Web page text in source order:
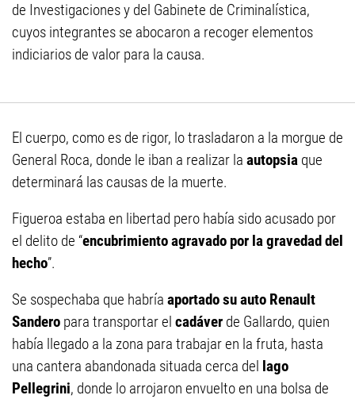
de Investigaciones y del Gabinete de Criminalística,
cuyos integrantes se abocaron a recoger elementos
indiciarios de valor para la causa.
El cuerpo, como es de rigor, lo trasladaron a la morgue de
General Roca, donde le iban a realizar la autopsia que
determinará las causas de la muerte.
Figueroa estaba en libertad pero había sido acusado por
el delito de “encubrimiento agravado por la gravedad del
hecho”.
Se sospechaba que habría aportadosu auto Renault
Sandero para transportar el cadáver de Gallardo, quien
había llegado a la zona para trabajar en la fruta, hasta
una cantera abandonada situada cerca del lago
Pellegrini, donde lo arrojaron envuelto en una bolsa de